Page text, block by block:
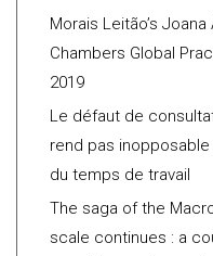
Morais Leitão’s
Chambers Global
2019
Le défaut de
rend pas
du temps de travail
The saga of the
scale continues : a